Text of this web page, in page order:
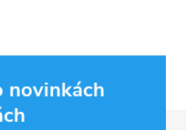
novinkách